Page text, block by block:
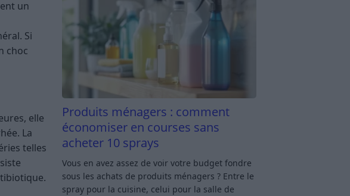
un
Si
choc
elle
La
telles
Produits ménagers : comment
économiser en courses sans
acheter 10 sprays
Vous en avez assez de voir votre budget fondre
sous les achats de produits ménagers ? Entre le
spray pour la cuisine, celui pour la salle de